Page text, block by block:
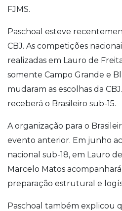
FJMS.
Paschoal esteve
CBJ. As competições
realizadas em Lauro de
somente Campo Grande e
mudaram as escolhas da
receberá o Brasileiro sub-15.
A organização para o
evento anterior. Em junho
nacional sub-18, em Lauro
Marcelo Matos
preparação estrutural e
Paschoal também explicou